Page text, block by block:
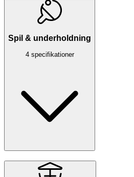
Spil & underholdning
4 specifikationer